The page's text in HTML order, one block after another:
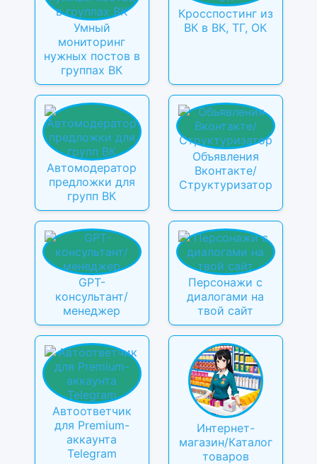
Умный
мониторинг
нужных постов в
группах ВК
Кросспостинг из
ВК в ВК, ТГ, ОК
Автомодератор
предложки для
групп ВК
Объявления
Вконтакте/
Структуризатор
GPT-
консультант/
менеджер
Персонажи с
диалогами на
твой сайт
Автоответчик
для Premium-
аккаунта
Telegram
Интернет-
магазин/Каталог
товаров